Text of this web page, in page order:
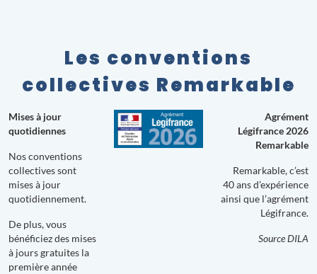
Les conventions
collectives Remarkable
Mises à jour
quotidiennes
Nos conventions
collectives sont
mises à jour
quotidiennement.
De plus, vous
bénéficiez des mises
à jours gratuites la
première année
Agrément
Légifrance 2026
Remarkable
Remarkable, c’est
40 ans d’expérience
ainsi que l’agrément
Légifrance.
Source DILA